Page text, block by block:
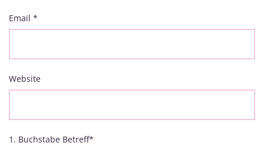
Email *
Website
1. Buchstabe Betreff*